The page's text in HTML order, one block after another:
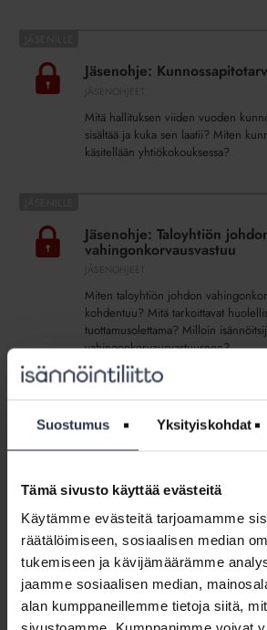
Suostumus Yksityiskohdat
Tämä sivusto käyttää evästeitä
Käytämme evästeitä tarjoamamme
räätälöimiseen, sosiaalisen median
tukemiseen ja kävijämäärämme
jaamme sosiaalisen median,
alan kumppaneillemme tietoja siitä,
Kunnossapitotarveselvitys
Jäsenohje:
Mitä hallituksen viiden vuoden
sisältää ja kuka sen laatii? Miten
käsitellään yhtiökokouksessa?
Taloyhtiön
johdon
vahingonkorvausvastuu
Jäsenohje: Taloyhtiön
vahingonkorvausvastuu
Miten taloyhtiön johdon
kohdentuu? Mitä tarkoittavat
tuottamusolettama? Milloin
vahingonkorvausvastuuseen?
Sähköinen Jäsenohje: Sähköinen
JÄSENOHJEET
allekirjoittamisessa käytännössä
asiakirjat voi allekirjoittaa
allekirjoitus otetaan käyttöön?
Jäsenohje:
Hallintaanotto
taloyhtiössä
Jäsenohje: Hallintaanotto